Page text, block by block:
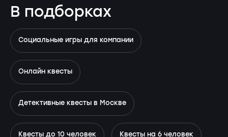
В подборках
Социальные игры для компании
Онлайн квесты
Детективные квесты в Москве
Квесты до 10 человек Квесты на 6 человек